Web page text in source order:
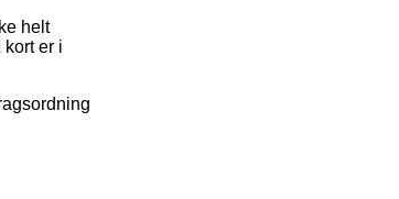
helt
er i